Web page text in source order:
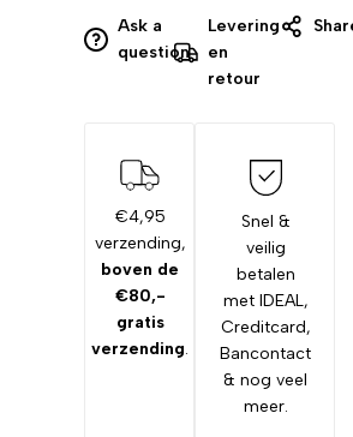
Ask a
question
Levering
en
retour
€4,95
verzending,
boven de
€80,-
gratis
verzending.
Snel &
veilig
betalen
met IDEAL,
Creditcard,
Bancontact
& nog veel
meer.